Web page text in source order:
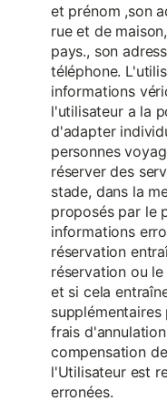
et prénom ,son
rue et de
pays., son
téléphone.
informations
l'utilisateur a la
d'adapter
personnes
réserver des
stade, dans la
proposés par le
informations
réservation
réservation ou
et si cela
frais
compensation
l'Utilisateur est
erronées.